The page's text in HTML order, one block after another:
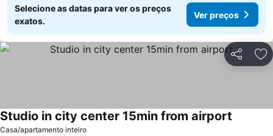
Selecione as datas para ver os preços
exatos.
Ver preços
Partilhar
Casa/apartamento inteiro
Studio in city center 15min from airport